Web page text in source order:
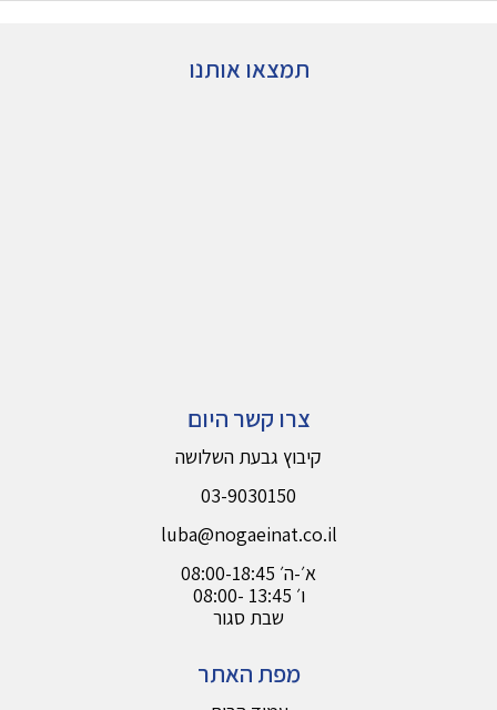
תמצאו אותנו
צרו קשר היום
קיבוץ גבעת השלושה
03-9030150
luba@nogaeinat.co.il
א׳-ה׳ 08:00-18:45
08:00- 13:45 ו׳
שבת סגור
מפת האתר